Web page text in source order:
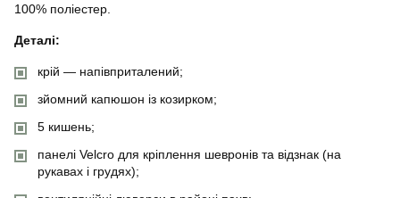
100% поліестер.
Деталі:
крій — напівприталений;
зйомний капюшон із козирком;
5 кишень;
панелі Velcro для кріплення шевронів та відзнак (на
рукавах і грудях);